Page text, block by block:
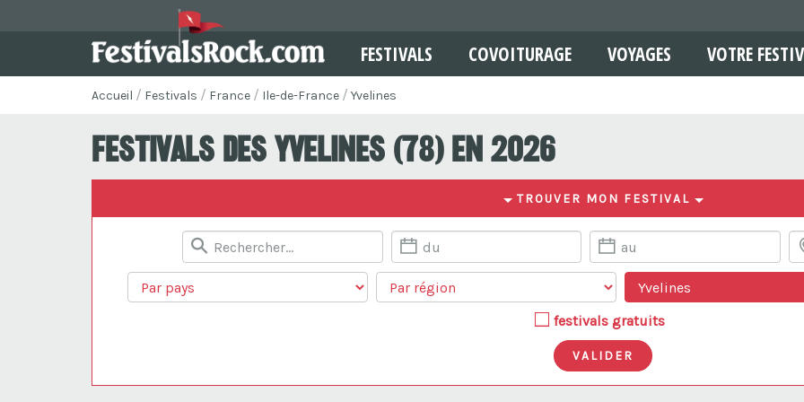
FESTIVALS COVOITURAGE VOYAGES VOTRE
Accueil Festivals France Ile-de-France Yvelines
Festivals des Yvelines (78) en 2026
TROUVER MON FESTIVAL
festivals gratuits